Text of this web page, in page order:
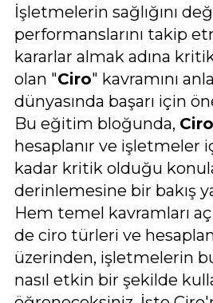
İşletmelerin sağlığını
performanslarını takip
kararlar almak adına
olan "Ciro" kavramını
dünyasında başarı için
Bu eğitim bloğunda,
hesaplanır ve işletmeler
kadar kritik olduğu
derinlemesine bir bakış
Hem temel kavramları
de ciro türleri ve
üzerinden, işletmelerin
nasıl etkin bir şekilde